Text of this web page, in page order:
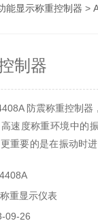
能显示称重控制器 >
制器
防震称重控制
速度称重环境中的
重要的是在振动时
失。
高性能数字滤
度，高速度
重显示仪表
09-26